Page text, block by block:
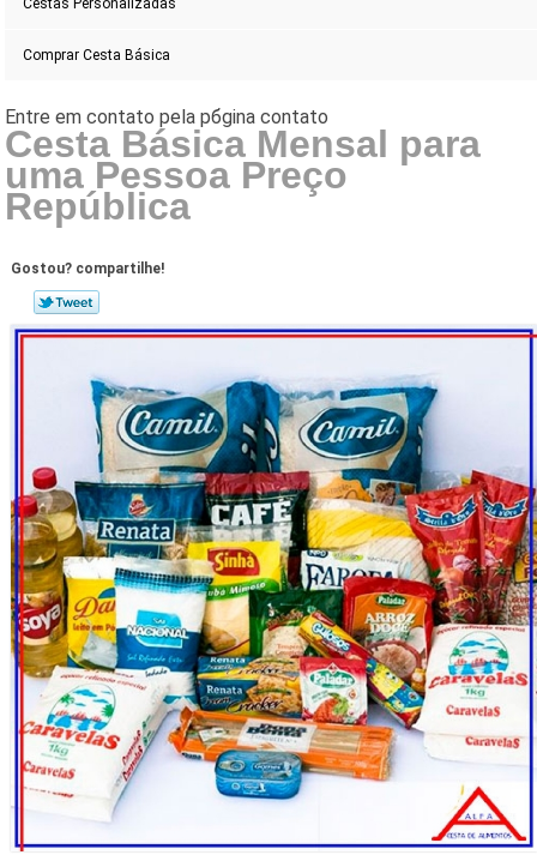
Cestas Personalizadas
Comprar Cesta Básica
Cesta Básica Mensal para
uma Pessoa Preço
República
Gostou? compartilhe!